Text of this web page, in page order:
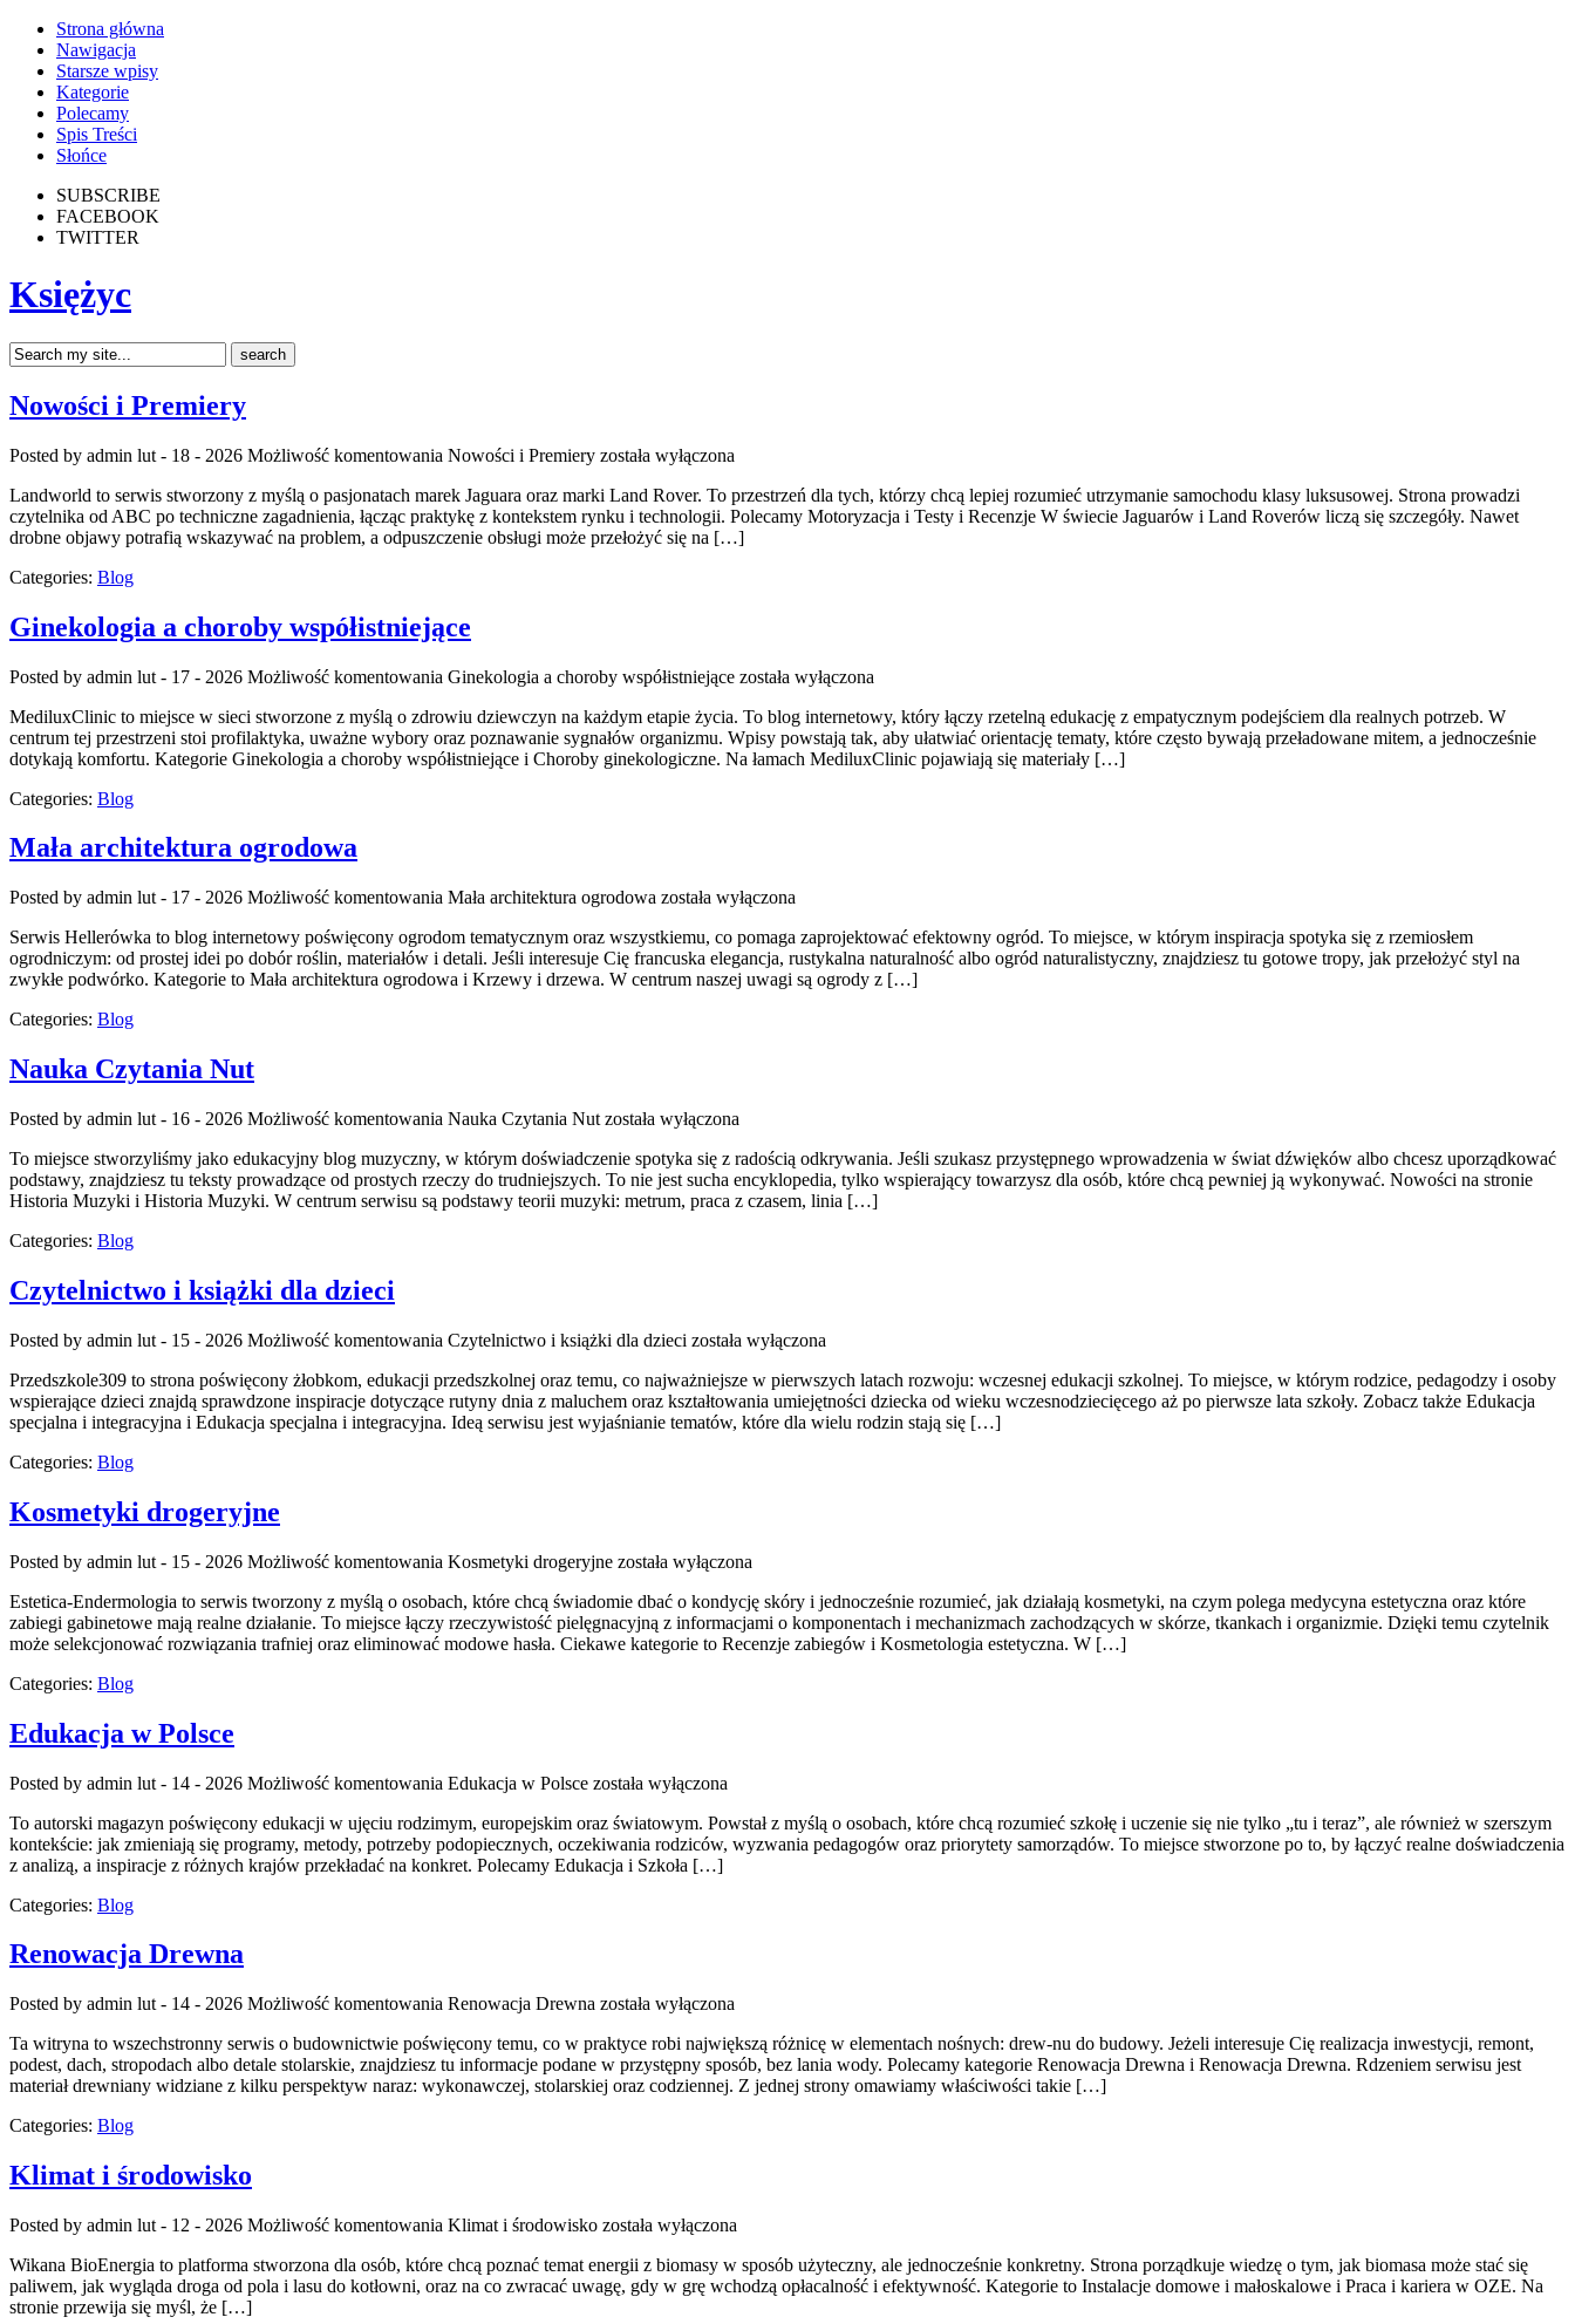
Strona główna
Nawigacja
Starsze wpisy
Kategorie
Polecamy
Spis Treści
Słońce
SUBSCRIBE
FACEBOOK
TWITTER
Księżyc
Nowości i Premiery
Posted by admin lut - 18 - 2026 Możliwość komentowania Nowości i Premiery została wyłączona
Landworld to serwis stworzony z myślą o pasjonatach marek Jaguara oraz marki Land Rover. To przestrzeń dla tych, którzy chcą lepiej rozumieć utrzymanie samochodu klasy luksusowej. Strona prowadzi
czytelnika od ABC po techniczne zagadnienia, łącząc praktykę z kontekstem rynku i technologii. Polecamy Motoryzacja i Testy i Recenzje W świecie Jaguarów i Land Roverów liczą się szczegóły. Nawet
drobne objawy potrafią wskazywać na problem, a odpuszczenie obsługi może przełożyć się na […]
Categories: Blog
Ginekologia a choroby współistniejące
Posted by admin lut - 17 - 2026 Możliwość komentowania Ginekologia a choroby współistniejące została wyłączona
MediluxClinic to miejsce w sieci stworzone z myślą o zdrowiu dziewczyn na każdym etapie życia. To blog internetowy, który łączy rzetelną edukację z empatycznym podejściem dla realnych potrzeb. W
centrum tej przestrzeni stoi profilaktyka, uważne wybory oraz poznawanie sygnałów organizmu. Wpisy powstają tak, aby ułatwiać orientację tematy, które często bywają przeładowane mitem, a jednocześnie
dotykają komfortu. Kategorie Ginekologia a choroby współistniejące i Choroby ginekologiczne. Na łamach MediluxClinic pojawiają się materiały […]
Categories: Blog
Mała architektura ogrodowa
Posted by admin lut - 17 - 2026 Możliwość komentowania Mała architektura ogrodowa została wyłączona
Serwis Hellerówka to blog internetowy poświęcony ogrodom tematycznym oraz wszystkiemu, co pomaga zaprojektować efektowny ogród. To miejsce, w którym inspiracja spotyka się z rzemiosłem
ogrodniczym: od prostej idei po dobór roślin, materiałów i detali. Jeśli interesuje Cię francuska elegancja, rustykalna naturalność albo ogród naturalistyczny, znajdziesz tu gotowe tropy, jak przełożyć styl na
zwykłe podwórko. Kategorie to Mała architektura ogrodowa i Krzewy i drzewa. W centrum naszej uwagi są ogrody z […]
Categories: Blog
Nauka Czytania Nut
Posted by admin lut - 16 - 2026 Możliwość komentowania Nauka Czytania Nut została wyłączona
To miejsce stworzyliśmy jako edukacyjny blog muzyczny, w którym doświadczenie spotyka się z radością odkrywania. Jeśli szukasz przystępnego wprowadzenia w świat dźwięków albo chcesz uporządkować
podstawy, znajdziesz tu teksty prowadzące od prostych rzeczy do trudniejszych. To nie jest sucha encyklopedia, tylko wspierający towarzysz dla osób, które chcą pewniej ją wykonywać. Nowości na stronie
Historia Muzyki i Historia Muzyki. W centrum serwisu są podstawy teorii muzyki: metrum, praca z czasem, linia […]
Categories: Blog
Czytelnictwo i książki dla dzieci
Posted by admin lut - 15 - 2026 Możliwość komentowania Czytelnictwo i książki dla dzieci została wyłączona
Przedszkole309 to strona poświęcony żłobkom, edukacji przedszkolnej oraz temu, co najważniejsze w pierwszych latach rozwoju: wczesnej edukacji szkolnej. To miejsce, w którym rodzice, pedagodzy i osoby
wspierające dzieci znajdą sprawdzone inspiracje dotyczące rutyny dnia z maluchem oraz kształtowania umiejętności dziecka od wieku wczesnodziecięcego aż po pierwsze lata szkoły. Zobacz także Edukacja
specjalna i integracyjna i Edukacja specjalna i integracyjna. Ideą serwisu jest wyjaśnianie tematów, które dla wielu rodzin stają się […]
Categories: Blog
Kosmetyki drogeryjne
Posted by admin lut - 15 - 2026 Możliwość komentowania Kosmetyki drogeryjne została wyłączona
Estetica-Endermologia to serwis tworzony z myślą o osobach, które chcą świadomie dbać o kondycję skóry i jednocześnie rozumieć, jak działają kosmetyki, na czym polega medycyna estetyczna oraz które
zabiegi gabinetowe mają realne działanie. To miejsce łączy rzeczywistość pielęgnacyjną z informacjami o komponentach i mechanizmach zachodzących w skórze, tkankach i organizmie. Dzięki temu czytelnik
może selekcjonować rozwiązania trafniej oraz eliminować modowe hasła. Ciekawe kategorie to Recenzje zabiegów i Kosmetologia estetyczna. W […]
Categories: Blog
Edukacja w Polsce
Posted by admin lut - 14 - 2026 Możliwość komentowania Edukacja w Polsce została wyłączona
To autorski magazyn poświęcony edukacji w ujęciu rodzimym, europejskim oraz światowym. Powstał z myślą o osobach, które chcą rozumieć szkołę i uczenie się nie tylko „tu i teraz”, ale również w szerszym
kontekście: jak zmieniają się programy, metody, potrzeby podopiecznych, oczekiwania rodziców, wyzwania pedagogów oraz priorytety samorządów. To miejsce stworzone po to, by łączyć realne doświadczenia
z analizą, a inspiracje z różnych krajów przekładać na konkret. Polecamy Edukacja i Szkoła […]
Categories: Blog
Renowacja Drewna
Posted by admin lut - 14 - 2026 Możliwość komentowania Renowacja Drewna została wyłączona
Ta witryna to wszechstronny serwis o budownictwie poświęcony temu, co w praktyce robi największą różnicę w elementach nośnych: drew-nu do budowy. Jeżeli interesuje Cię realizacja inwestycji, remont,
podest, dach, stropodach albo detale stolarskie, znajdziesz tu informacje podane w przystępny sposób, bez lania wody. Polecamy kategorie Renowacja Drewna i Renowacja Drewna. Rdzeniem serwisu jest
materiał drewniany widziane z kilku perspektyw naraz: wykonawczej, stolarskiej oraz codziennej. Z jednej strony omawiamy właściwości takie […]
Categories: Blog
Klimat i środowisko
Posted by admin lut - 12 - 2026 Możliwość komentowania Klimat i środowisko została wyłączona
Wikana BioEnergia to platforma stworzona dla osób, które chcą poznać temat energii z biomasy w sposób użyteczny, ale jednocześnie konkretny. Strona porządkuje wiedzę o tym, jak biomasa może stać się
paliwem, jak wygląda droga od pola i lasu do kotłowni, oraz na co zwracać uwagę, gdy w grę wchodzą opłacalność i efektywność. Kategorie to Instalacje domowe i małoskalowe i Praca i kariera w OZE. Na
stronie przewija się myśl, że […]